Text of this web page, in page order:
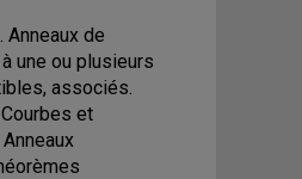
de
une ou plusieurs
associés.
et